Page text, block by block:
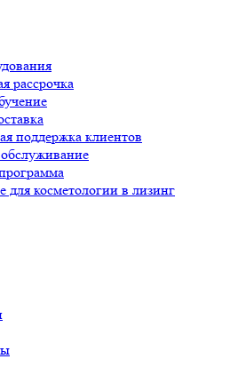
рассрочка
поддержка клиентов
для косметологии в лизинг